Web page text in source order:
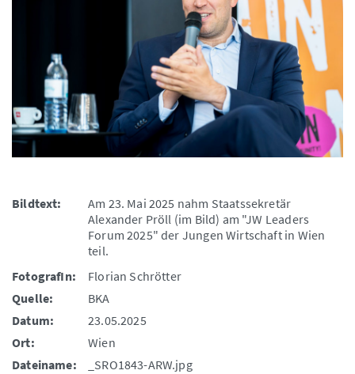
Bildtext:
Am 23. Mai 2025 nahm Staatssekretär
Alexander Pröll (im Bild) am "JW Leaders
Forum 2025" der Jungen Wirtschaft in Wien
teil.
FotografIn:
Florian Schrötter
Quelle:
BKA
Datum:
23.05.2025
Ort:
Wien
Dateiname:
_SRO1843-ARW.jpg